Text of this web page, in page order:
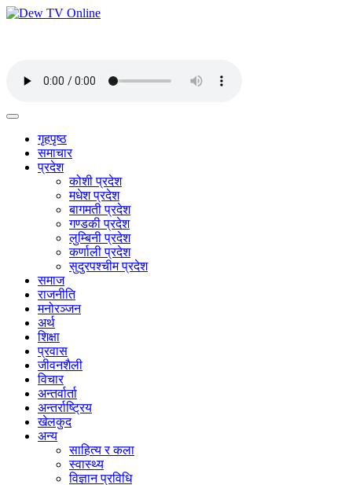
गृहपृष्ठ
समाचार
प्रदेश
कोशी प्रदेश
मधेश प्रदेश
बागमती प्रदेश
गण्डकी प्रदेश
लुम्बिनी प्रदेश
कर्णाली प्रदेश
सुदुरपश्चीम प्रदेश
समाज
राजनीति
मनोरञ्जन
अर्थ
शिक्षा
प्रवास
जीवनशैली
विचार
अन्तर्वार्ता
अन्तर्राष्ट्रिय
खेलकुद
अन्य
साहित्य र कला
स्वास्थ्य
विज्ञान प्रविधि